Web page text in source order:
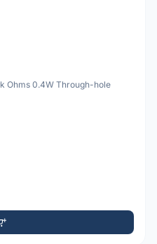
Ohms 0.4W Through-hole